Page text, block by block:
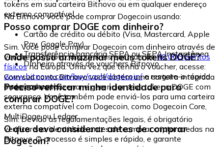
tokens em sua carteira Bitnovo ou em qualquer endereço
externo compatível.
Na Bitnovo você pode comprar Dogecoin usando:
Cartão de crédito ou débito (Visa, Mastercard, Apple
Pay, Google Pay)
Transferência bancária SEPA ou SEPA Instantânea
Dinheiro através de vouchers Bitnovo
Posso comprar DOGE com dinheiro?
Sim. Você pode comprar Dogecoin com dinheiro através de
vouchers Bitnovo, disponíveis em mais de40.000 pontos
físicosna Europa. Uma vez que tenha o voucher, acesse:
www.bitnovo.com/buy/cash/dogecoin/e resgate-o rápida
e seguramente.
Onde posso armazenar meus tokens DOGE?
Com sua conta Bitnovo você obtém uma carteira integrada
onde pode armazenar e gerenciar seus tokens DOGE com
segurança. Você também pode enviá-los para uma carteira
externa compatível com Dogecoin, como Dogecoin Core,
MultiDoge ou Ledger.
Preciso verificar minha identidade para
comprar DOGE?
Sim. Devido às regulamentações legais, é obrigatório
verificar sua identidade antes de comprar criptomoedas na
Bitnovo. O processo é simples e rápido, e garante
O que devo considerar antes de comprar
Dogecoin?